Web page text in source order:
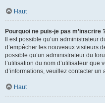
Haut
Pourquoi ne puis-je pas m’inscrire
Il est possible qu’un administrateur
d’empêcher les nouveaux visiteurs
possible qu’un administrateur du
l’utilisation du nom d’utilisateur que
d’informations, veuillez contacter un
Haut